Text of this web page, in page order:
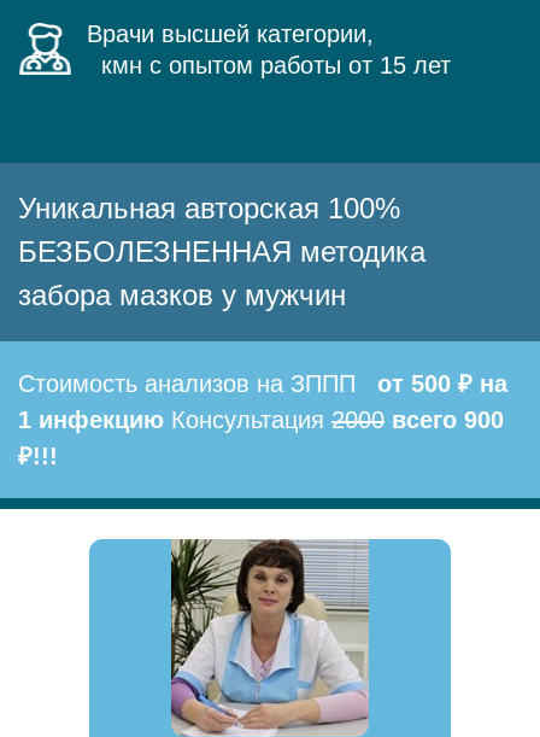
Врачи высшей категории,
кмн с опытом работы от 15 лет
Уникальная авторская 100%
БЕЗБОЛЕЗНЕННАЯ методика
забора мазков у мужчин
Стоимость анализов на ЗППП
от 500 ₽ на
1 инфекцию Консультация 2000 всего 900
₽!!!